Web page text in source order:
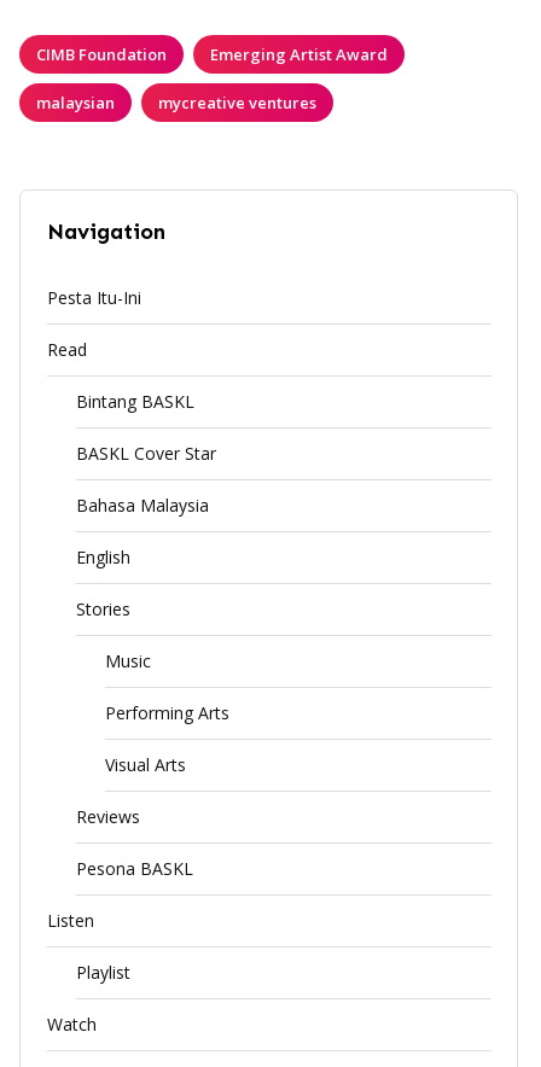
CIMB Foundation Emerging Artist Award
malaysian mycreative ventures
Navigation
Pesta Itu-Ini
Read
Bintang BASKL
BASKL Cover Star
Bahasa Malaysia
English
Stories
Music
Performing Arts
Visual Arts
Reviews
Pesona BASKL
Listen
Playlist
Watch